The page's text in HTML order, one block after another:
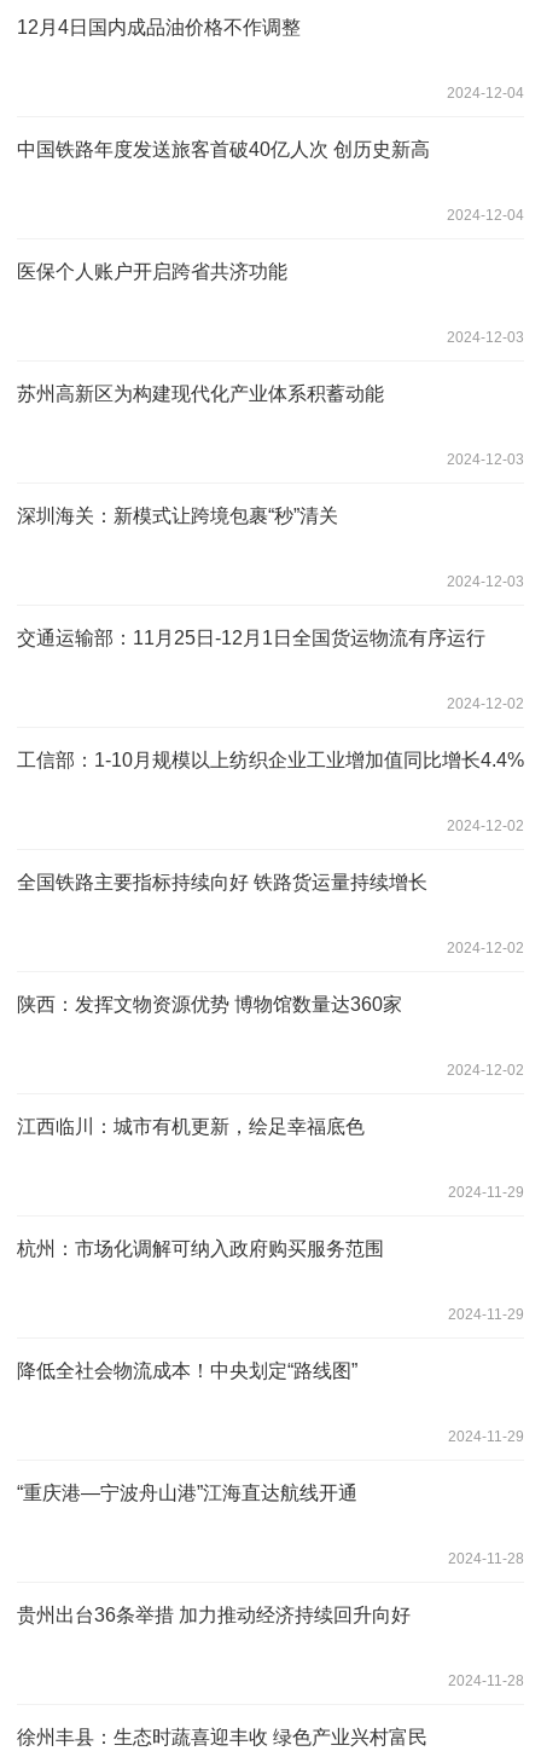
12月4日国内成品油价格不作调整
2024-12-04
中国铁路年度发送旅客首破40亿人次 创历史新高
2024-12-04
医保个人账户开启跨省共济功能
2024-12-03
苏州高新区为构建现代化产业体系积蓄动能
2024-12-03
深圳海关：新模式让跨境包裹“秒”清关
2024-12-03
交通运输部：11月25日-12月1日全国货运物流有序运行
2024-12-02
工信部：1-10月规模以上纺织企业工业增加值同比增长4.4%
2024-12-02
全国铁路主要指标持续向好 铁路货运量持续增长
2024-12-02
陕西：发挥文物资源优势 博物馆数量达360家
2024-12-02
江西临川：城市有机更新，绘足幸福底色
2024-11-29
杭州：市场化调解可纳入政府购买服务范围
2024-11-29
降低全社会物流成本！中央划定“路线图”
2024-11-29
“重庆港—宁波舟山港”江海直达航线开通
2024-11-28
贵州出台36条举措 加力推动经济持续回升向好
2024-11-28
徐州丰县：生态时蔬喜迎丰收 绿色产业兴村富民